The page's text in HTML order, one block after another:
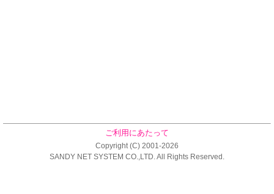
ご利用にあたって
Copyright (C) 2001-2026
SANDY NET SYSTEM CO.,LTD. All Rights Reserved.